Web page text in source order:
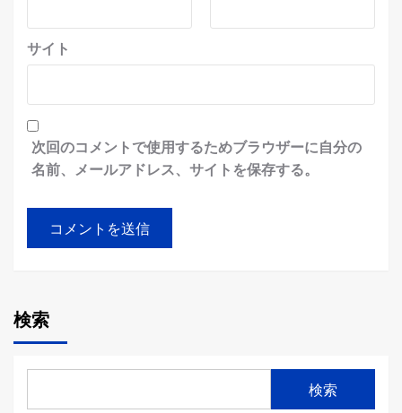
サイト
次回のコメントで使用するためブラウザーに自分の
名前、メールアドレス、サイトを保存する。
検索
検索